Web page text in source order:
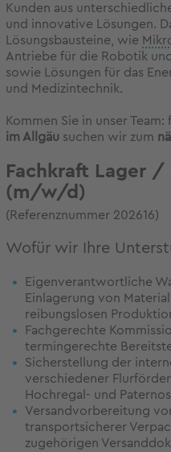
Kunden aus
und innovative Lösungen.
Lösungsbausteine, wie
Antriebe für die Robotik
sowie Lösungen für das
und Medizintechnik.
Kommen Sie in unser
im Allgäu suchen wir zum
Fachkraft Lager
(m/w/d)
(Referenznummer 202616)
Wofür wir Ihre
Eigenverantwortliche
Einlagerung von
reibungslosen
Fachgerechte
termingerechte
Sicherstellung der
verschiedener
Hochregal- und
Versandvorbereitung
transportsicherer
zugehörigen